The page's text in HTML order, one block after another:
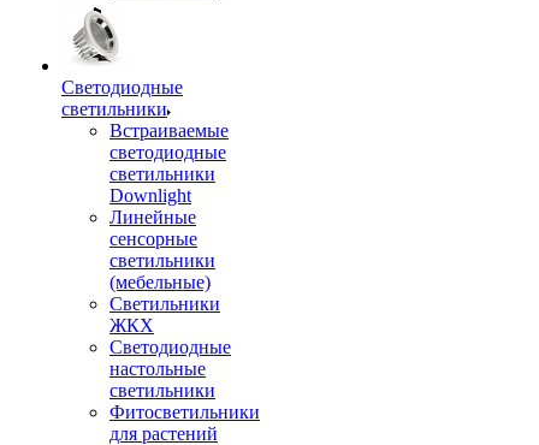
Светодиодные
светильники
Встраиваемые
светодиодные
светильники
Downlight
Линейные
сенсорные
светильники
(мебельные)
Светильники
ЖКХ
Светодиодные
настольные
светильники
Фитосветильники
для растений